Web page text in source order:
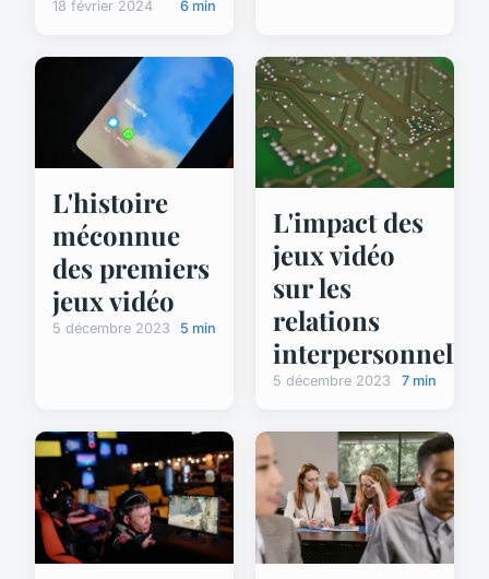
18 février 2024 6 min
L'histoire
méconnue
des premiers
jeux vidéo
5 décembre 2023 5 min
L'impact des
jeux vidéo
sur les
relations
interpersonnelles
5 décembre 2023 7 min